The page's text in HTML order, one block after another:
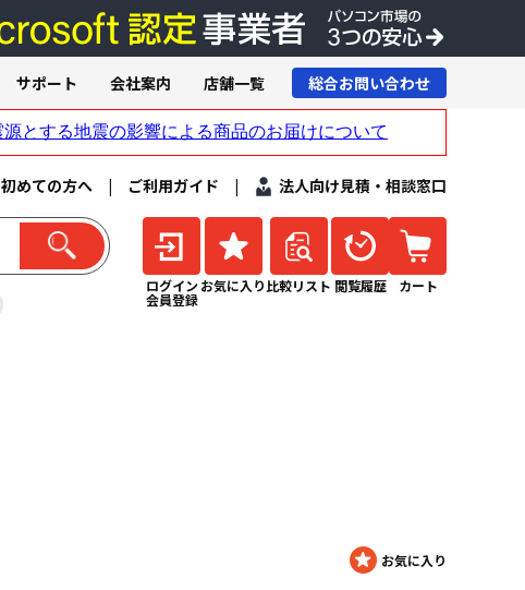
初めての方へ | ご利用ガイド | 法人向け見積・相談窓口
ログイン
会員登録
お気に入り 比較リスト 閲覧履歴 カート
サポート 会社案内 店舗一覧 総合お問い合わせ